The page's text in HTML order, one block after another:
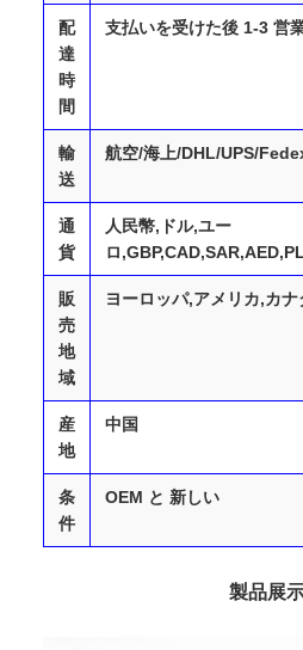
配
達
時
間
支払いを受けた後 1-3 営
輸
送
航空/海上/DHL/UPS/
通
貨
人民幣,ドル,ユー
ロ
販
売
地
域
ヨーロッパ,アメリカ,カ
産
地
中国
条
件
OEM と 新しい
製品展